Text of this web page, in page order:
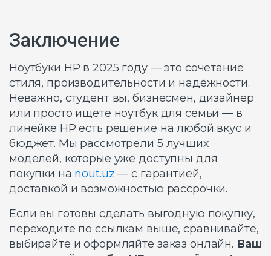
Заключение
Ноутбуки HP в 2025 году — это сочетание
стиля, производительности и надёжности.
Неважно, студент вы, бизнесмен, дизайнер
или просто ищете ноутбук для семьи — в
линейке HP есть решение на любой вкус и
бюджет. Мы рассмотрели 5 лучших
моделей, которые уже доступны для
покупки на nout.uz — с гарантией,
доставкой и возможностью рассрочки.
Если вы готовы сделать выгодную покупку,
переходите по ссылкам выше, сравнивайте,
выбирайте и оформляйте заказ онлайн. Ваш